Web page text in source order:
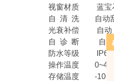
视窗材质 蓝宝
自 清 洗 自动
光衰补偿 自动
自 诊 断 自动
防水等级 IP68
操作温度
存储温度 -